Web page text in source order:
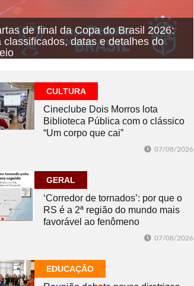
de final da Copa do Brasil 2026:
classificados, datas e detalhes do
CULTURA
Cineclube Dois Morros lota
Biblioteca Pública com o clássico
“Um corpo que cai”
07/08/2026
GERAL
‘Corredor de tornados’: por que o
RS é a 2ª região do mundo mais
favorável ao fenômeno
07/08/2026
EDUCAÇÃO